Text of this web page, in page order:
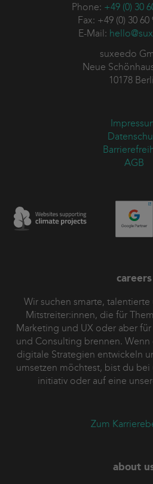
Phone: +49 (0) 30
Fax: +49 (0) 30 60
E-Mail:
suxeedo
Neue
10178
AGB
careers
Wir suchen smarte,
Mitstreiter:innen, die für
Marketing und UX oder aber
und Consulting brennen.
digitale Strategien entwickeln
umsetzen möchtest, bist du
initiativ oder auf eine
Zum
about